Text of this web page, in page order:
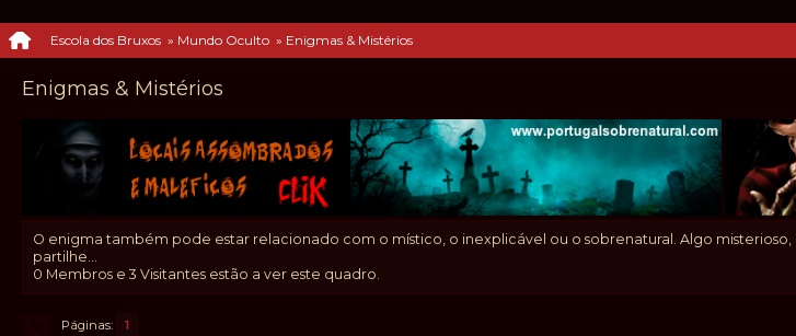
Escola dos Bruxos » Mundo Oculto » Enigmas & Mistérios
Enigmas & Mistérios
O enigma também pode estar relacionado com o místico, o inexplicável ou o sobrenatural. Algo
partilhe...
0 Membros e 3 Visitantes estão a ver este quadro.
Páginas 1